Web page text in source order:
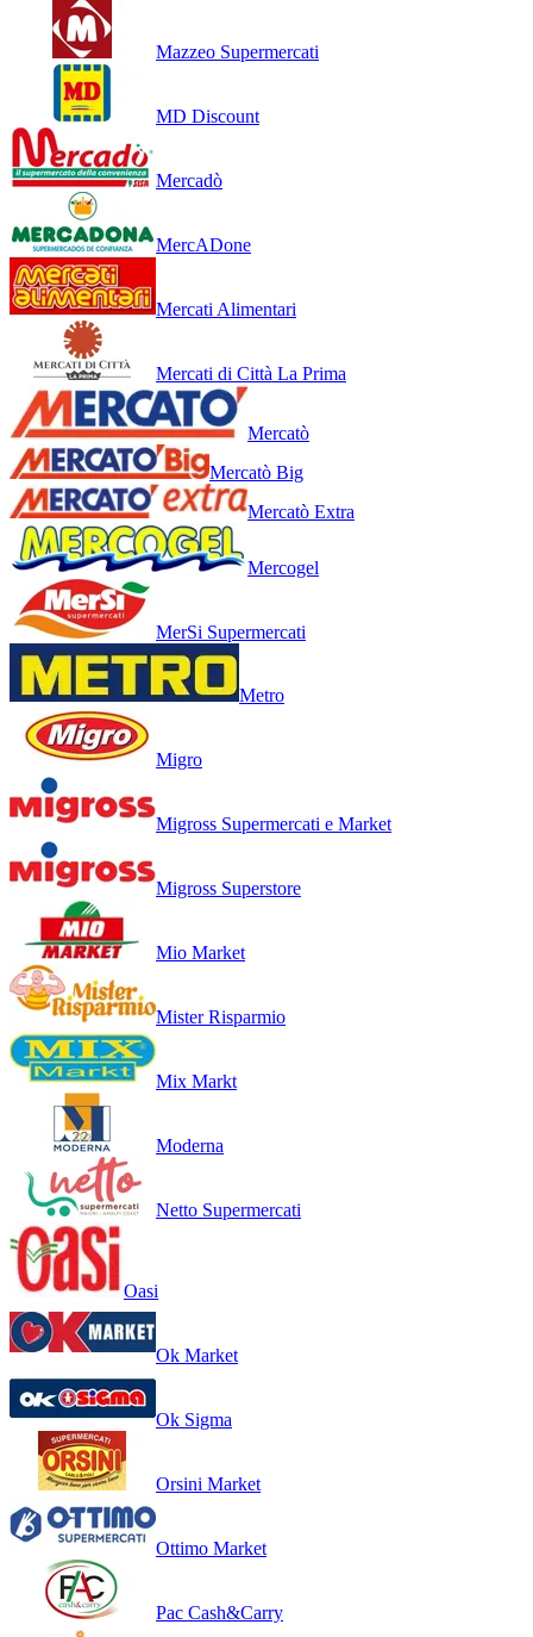
Mazzeo Supermercati
MD Discount
Mercadò
MercADone
Mercati Alimentari
Mercati di Città La Prima
Mercatò
Mercatò Big
Mercatò Extra
Mercogel
MerSi Supermercati
Metro
Migro
Migross Supermercati e Market
Migross Superstore
Mio Market
Mister Risparmio
Mix Markt
Moderna
Netto Supermercati
Oasi
Ok Market
Ok Sigma
Orsini Market
Ottimo Market
Pac Cash&Carry